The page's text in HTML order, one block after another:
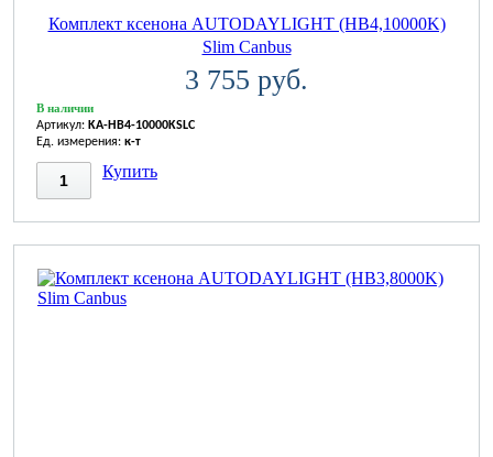
Комплект ксенона AUTODAYLIGHT (HB4,10000K)
Slim Canbus
3 755 руб.
В наличии
Артикул: KA-HB4-10000KSLC
Ед. измерения: к-т
Купить